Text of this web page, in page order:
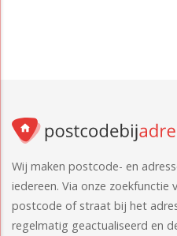
Wij maken postcode- en
iedereen. Via onze zoekfunctie
postcode of straat bij het
regelmatig geactualiseerd en